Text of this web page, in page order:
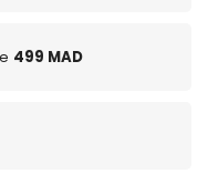
499 MAD